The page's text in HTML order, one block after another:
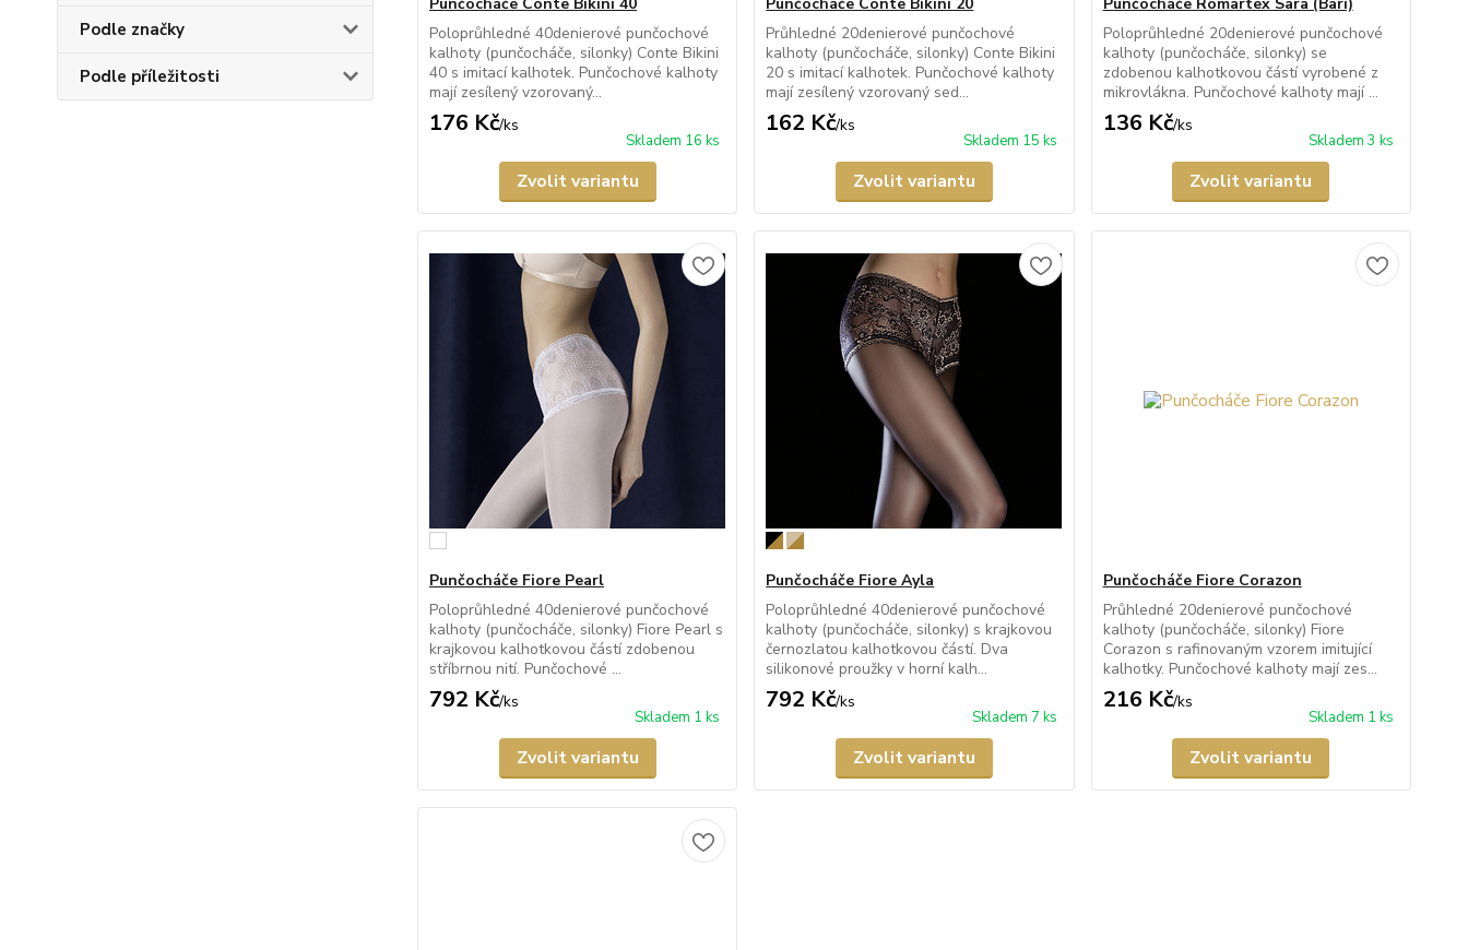
Podle značky
Podle příležitosti
Poloprůhledné 40denierové punčochové
kalhoty (punčocháče, silonky) Conte Bikini
40 s imitací kalhotek. Punčochové kalhoty
mají zesílený vzorovaný...
176 Kč/ks
Skladem 16 ks
Zvolit variantu
Průhledné 20denierové punčochové
kalhoty (punčocháče, silonky) Conte Bikini
20 s imitací kalhotek. Punčochové kalhoty
mají zesílený vzorovaný sed...
162 Kč/ks
Skladem 15 ks
Zvolit variantu
Poloprůhledné 20denierové punčochové
kalhoty (punčocháče, silonky) se
zdobenou kalhotkovou částí vyrobené z
mikrovlákna. Punčochové kalhoty mají ...
136 Kč/ks
Skladem 3 ks
Zvolit variantu
Punčocháče Fiore Pearl
Poloprůhledné 40denierové punčochové
kalhoty (punčocháče, silonky) Fiore Pearl s
krajkovou kalhotkovou částí zdobenou
stříbrnou nití. Punčochové ...
792 Kč/ks
Skladem 1 ks
Zvolit variantu
Punčocháče Fiore Ayla
Poloprůhledné 40denierové punčochové
kalhoty (punčocháče, silonky) s krajkovou
černozlatou kalhotkovou částí. Dva
silikonové proužky v horní kalh...
792 Kč/ks
Skladem 7 ks
Zvolit variantu
Punčocháče Fiore Corazon
Průhledné 20denierové punčochové
kalhoty (punčocháče, silonky) Fiore
Corazon s rafinovaným vzorem imitující
kalhotky. Punčochové kalhoty mají zes...
216 Kč/ks
Skladem 1 ks
Zvolit variantu